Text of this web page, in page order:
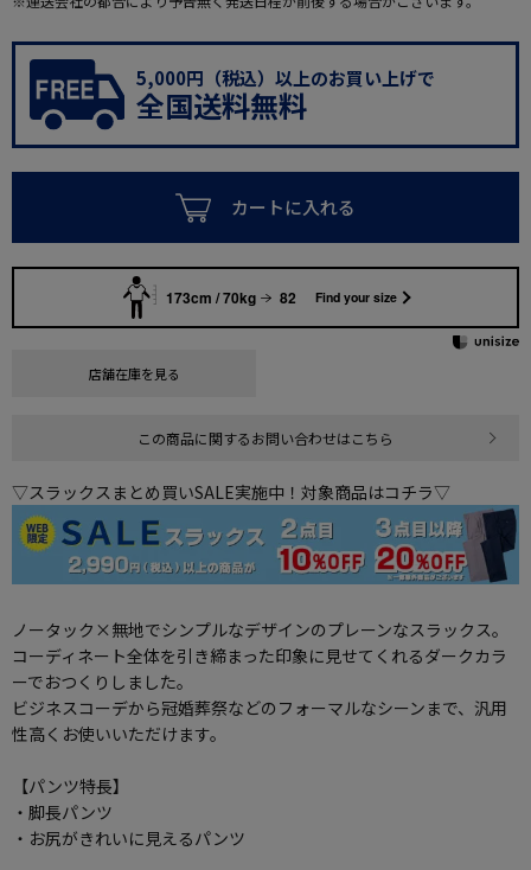
5,000円（税込）以上のお買い上げで
全国送料無料
カートに入れる
173cm / 70kg 82 Find your size
店舗在庫を見る
この商品に関するお問い合わせはこちら
▽スラックスまとめ買いSALE実施中！対象商品はコチラ▽
ノータック×無地でシンプルなデザインのプレーンなスラックス。
コーディネート全体を引き締まった印象に見せてくれるダークカラ
ーでおつくりしました。
ビジネスコーデから冠婚葬祭などのフォーマルなシーンまで、汎用
性高くお使いいただけます。
【パンツ特長】
・脚長パンツ
・お尻がきれいに見えるパンツ